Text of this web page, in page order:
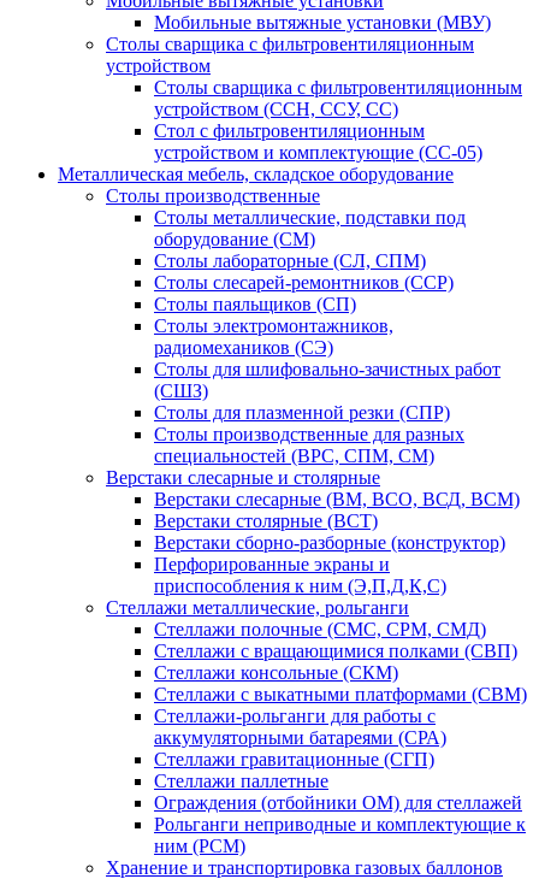
Мобильные вытяжные установки (МВУ)
Столы сварщика с фильтровентиляционным
устройством
Столы сварщика с фильтровентиляционным
устройством (ССН, ССУ, СС)
Стол с фильтровентиляционным
устройством и комплектующие (СС-05)
Металлическая мебель, складское оборудование
Столы производственные
Столы металлические, подставки под
оборудование (СМ)
Столы лабораторные (СЛ, СПМ)
Столы слесарей-ремонтников (ССР)
Столы паяльщиков (СП)
Столы электромонтажников,
радиомехаников (СЭ)
Столы для шлифовально-зачистных работ
(СШЗ)
Столы для плазменной резки (СПР)
Столы производственные для разных
специальностей (ВРС, СПМ, СМ)
Верстаки слесарные и столярные
Верстаки слесарные (ВМ, ВСО, ВСД, ВСМ)
Верстаки столярные (ВСТ)
Верстаки сборно-разборные (конструктор)
Перфорированные экраны и
приспособления к ним (Э,П,Д,К,С)
Стеллажи металлические, рольганги
Стеллажи полочные (СМС, СРМ, СМД)
Стеллажи с вращающимися полками (СВП)
Стеллажи консольные (СКМ)
Стеллажи с выкатными платформами (СВМ)
Стеллажи-рольганги для работы с
аккумуляторными батареями (СРА)
Стеллажи гравитационные (СГП)
Стеллажи паллетные
Ограждения (отбойники ОМ) для стеллажей
Рольганги неприводные и комплектующие к
ним (РСМ)
Хранение и транспортировка газовых баллонов